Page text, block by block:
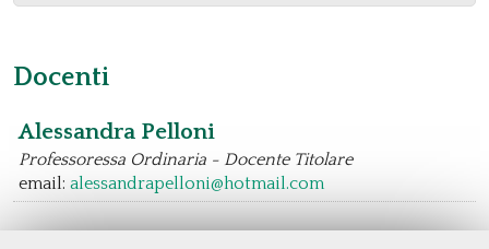
Docenti
Alessandra Pelloni
Professoressa Ordinaria - Docente Titolare
email: alessandrapelloni@hotmail.com